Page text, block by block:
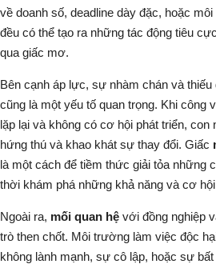
về doanh số, deadline dày đặc, hoặc
đều có thể tạo ra những tác động tiêu
qua giấc mơ.
Bên cạnh áp lực, sự nhàm chán và
cũng là một yếu tố quan trọng. Khi công
lặp lại và không có cơ hội phát triển,
hứng thú và khao khát sự thay đổi. Giấc
là một cách để tiềm thức giải tỏa những
thời khám phá những khả năng và cơ
Ngoài ra, mối quan hệ với đồng nghiệp
trò then chốt. Môi trường làm việc độc
không lành mạnh, sự cô lập, hoặc sự